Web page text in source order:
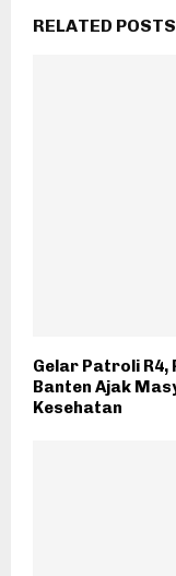
RELATED POSTS
Gelar Patroli R4,
Banten Ajak
Kesehatan